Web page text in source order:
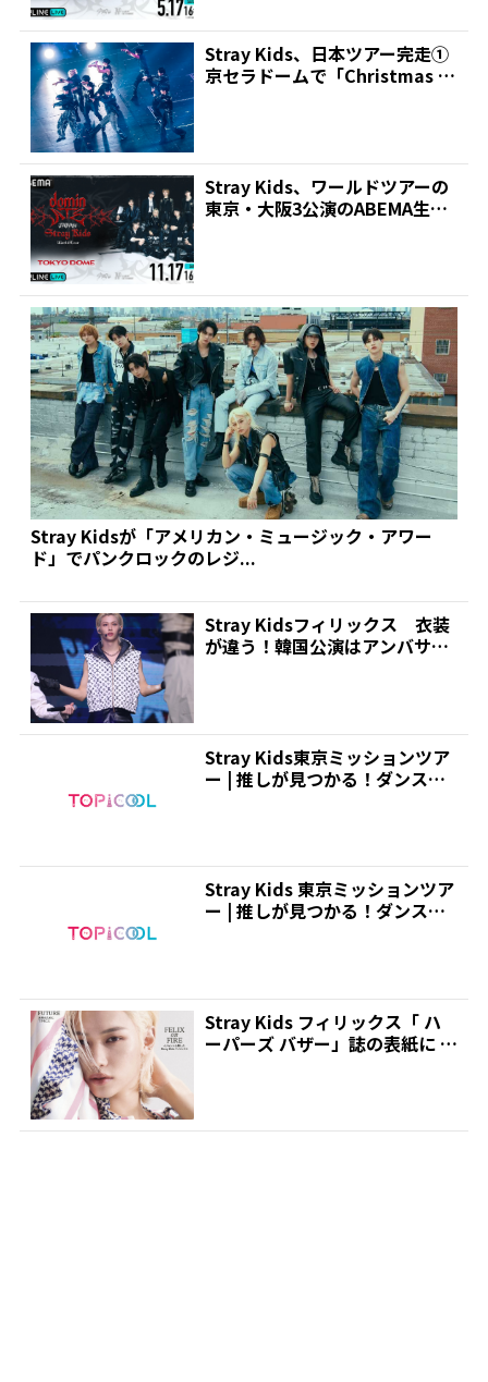
Stray Kids、日本ツアー完走①
京セラドームで「Christmas L
Stray Kids、ワールドツアーの
東京・大阪3公演のABEMA生配
Stray Kidsが「アメリカン・ミュージック・アワー
ド」でパンクロックのレジ...
Stray Kidsフィリックス 衣装
が違う！韓国公演はアンバサダ
Stray Kids東京ミッションツア
ー | 推しが見つかる！ダンス＆
Stray Kids 東京ミッションツア
ー | 推しが見つかる！ダンス＆
Stray Kids フィリックス「 ハ
ーパーズ バザー」誌の表紙に |